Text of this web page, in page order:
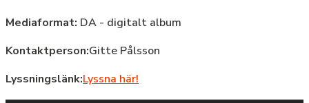
Mediaformat: DA - digitalt album
Kontaktperson:Gitte Pålsson
Lyssningslänk:Lyssna här!